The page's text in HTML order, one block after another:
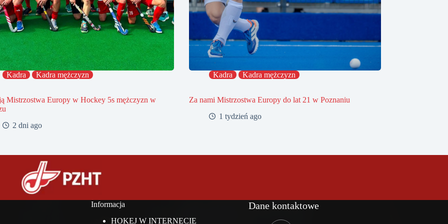
Kadra Kadra mężczyzn
Mistrzostwa Europy w Hockey 5s mężczyzn w
2 dni ago
Kadra Kadra mężczyzn
Za nami Mistrzostwa Europy do lat 21 w Poznaniu
1 tydzień ago
Informacja
HOKEJ W INTERNECIE
Dane kontaktowe